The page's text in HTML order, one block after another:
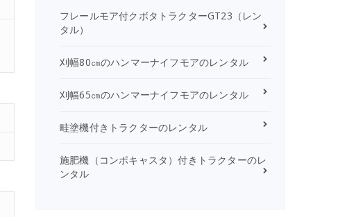
フレールモア付クボタトラクターGT23（レン
タル）
刈幅80㎝のハンマーナイフモアのレンタル
刈幅65㎝のハンマーナイフモアのレンタル
畦塗機付きトラクターのレンタル
施肥機（コンポキャスタ）付きトラクターのレ
ンタル